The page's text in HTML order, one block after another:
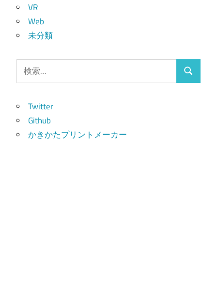
VR
Web
未分類
索:
検
Twitter
Github
かきかたプリントメーカー